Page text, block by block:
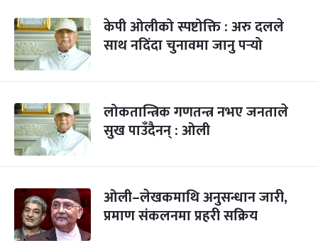
केपी ओलीको स्पष्टोक्ति : अरु दलले
साथ नदिंदा चुनावमा जानु पर्‍यो
लोकतान्त्रिक गणतन्त्र नभए जनताले
सुख पाउँदैनन् : ओली
ओली–लेखकमाथि अनुसन्धान जारी,
प्रमाण संकलनमा प्रहरी सक्रिय